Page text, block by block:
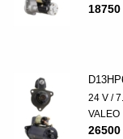
24 V /
VALEO